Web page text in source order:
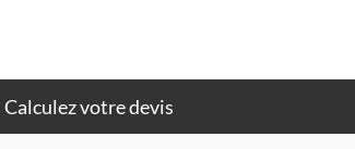
votre devis